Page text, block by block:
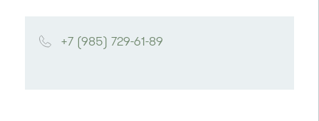
+7 (985) 729-61-89